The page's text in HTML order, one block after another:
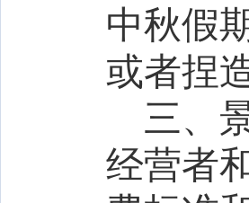
中秋假
或者捏
三、
经营者